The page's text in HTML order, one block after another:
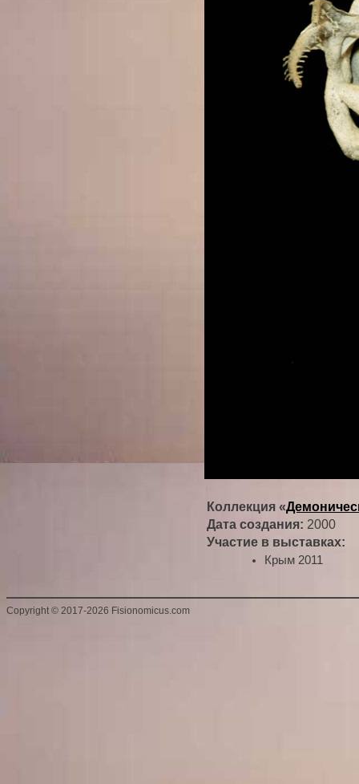
Коллекция «
Дата создания: 2000
Участие в выставках:
Крым 2011
Copyright © 2017-2026 Fisionomicus.com